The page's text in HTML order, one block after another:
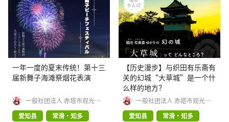
一年一度的夏末传统！第十三
届新舞子海滩祭烟花表演
一般社团法人 赤塔市观光协
爱知县
常滑・知多
【历史漫步】与织田有乐斋有
关的幻城“大草城”是一个什
么样的地方？
一般社团法人 赤塔市观光协
会
爱知县
常滑・知多